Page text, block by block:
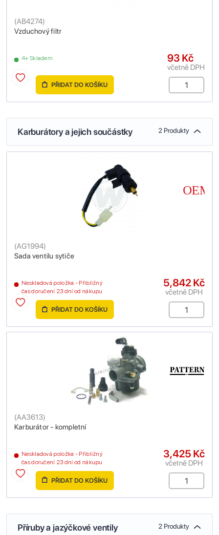
Vzduchový filtr
(AB4274)
4+ Skladem 93 Kč
včetně DPH
PŘIDAT DO KOŠÍKU
Karburátory a jejich součástky 2 Produkty
Sada ventilu sytiče
(AG1994)
Neskladová položka - Přibližný
čas doručení 23 dní od nákupu
5,842 Kč
včetně DPH
PŘIDAT DO KOŠÍKU
Karburátor - kompletní
(AA3613)
Neskladová položka - Přibližný
čas doručení 23 dní od nákupu
3,425 Kč
včetně DPH
PŘIDAT DO KOŠÍKU
Příruby a jazýčkové ventily 2 Produkty